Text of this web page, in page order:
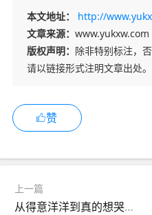
本文地址：
http://
文章来源： www.yukxw.com
版权声明： 除非特别标注，
请以链接形式注明文章出处。
赞
上一篇
从得意洋洋到真的想哭——韭零后唱见UP主菠萝的入行到入土,八卦杂谈